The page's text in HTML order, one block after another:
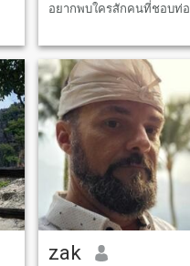
อยากพบใครสักคนที่ชอบท่อง
zak